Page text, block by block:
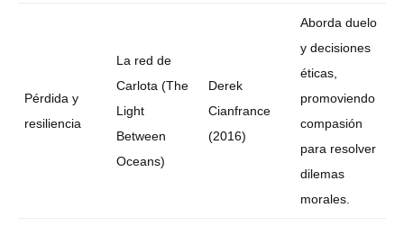
Pérdida y
resiliencia
La red de
Carlota (The
Light
Between
Oceans)
Derek
Cianfrance
(2016)
Aborda duelo
y decisiones
éticas,
promoviendo
compasión
para resolver
dilemas
morales.